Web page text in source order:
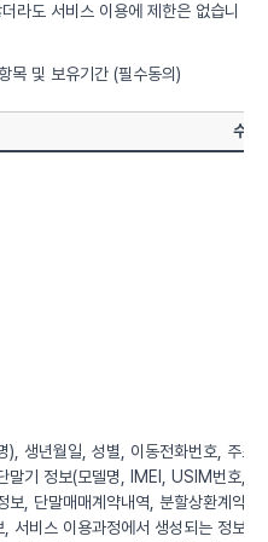
라도 서비스 이용에 제한은 없습니
목 및 보유기간 (필수동의)
수집
), 생년월일, 성별, 이동전화번호, 주
말기 정보(모델명, IMEI, USIM번호,
보, 단말매매계약내역, 분할상환계약
, 서비스 이용과정에서 생성되는 정보(